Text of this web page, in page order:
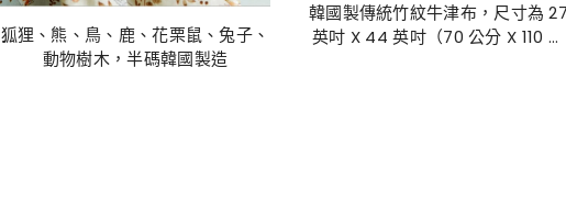
韓國製傳統竹紋牛津布，尺寸為 27
英吋 X 44 英吋（70 公分 X 110 公
狐狸、熊、鳥、鹿、花栗鼠、兔子、
動物樹木，半碼韓國製造